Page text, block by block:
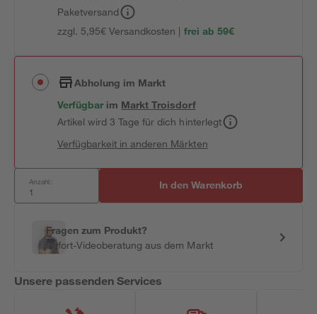
Paketversand
zzgl. 5,95€ Versandkosten | frei ab 59€
Abholung im Markt
Verfügbar im MarktTroisdorf
Artikel wird 3 Tage für dich hinterlegt
Verfügbarkeit in anderen Märkten
Anzahl: In den Warenkorb
Fragen zum Produkt?
Sofort-Videoberatung aus dem Markt
Unsere passenden Services